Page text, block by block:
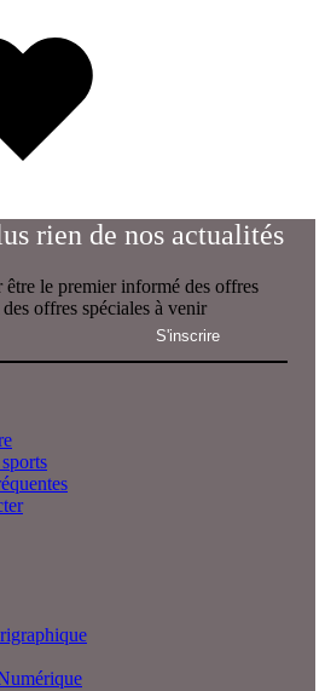
rien de nos actualités
le premier informé des offres
offres spéciales à venir